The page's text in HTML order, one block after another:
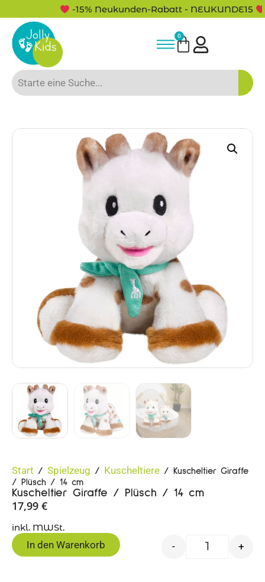
-15% Neukunden-Rabatt - NEUKUNDE15
0
Start / Spielzeug / Kuscheltiere / Kuscheltier Giraffe
/ Plüsch / 14 cm
Kuscheltier Giraffe / Plüsch / 14 cm
17,99 €
inkl. MWSt.
- +
In den Warenkorb